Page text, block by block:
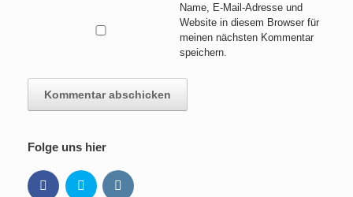
Name, E-Mail-Adresse und
Website in diesem Browser für
meinen nächsten Kommentar
speichern.
Folge uns hier